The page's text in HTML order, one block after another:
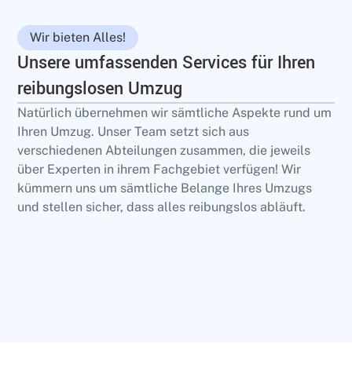
Wir bieten Alles!
Unsere umfassenden Services für Ihren
reibungslosen Umzug
Natürlich übernehmen wir sämtliche Aspekte rund um
Ihren Umzug. Unser Team setzt sich aus
verschiedenen Abteilungen zusammen, die jeweils
über Experten in ihrem Fachgebiet verfügen! Wir
kümmern uns um sämtliche Belange Ihres Umzugs
und stellen sicher, dass alles reibungslos abläuft.